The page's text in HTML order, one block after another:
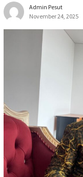
Admin Pesut
November 24, 2025